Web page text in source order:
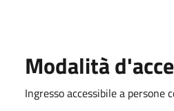
Modalità
Ingresso accessibile a persone